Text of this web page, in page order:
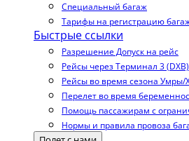
Специальный багаж
Тарифы на регистрацию
Быстрые ссылки
Разрешение Допуск на рейс
Рейсы через Терминал 3 (DXB)
Рейсы во время сезона Умры/
Перелет во время
Помощь пассажирам с
Нормы и правила провоза